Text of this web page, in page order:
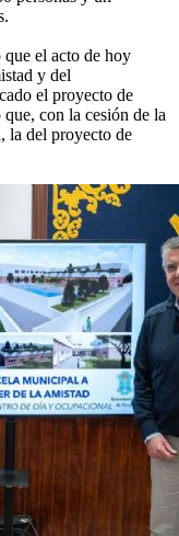
el acto de hoy
y del
el proyecto de
con la cesión de la
la del proyecto de